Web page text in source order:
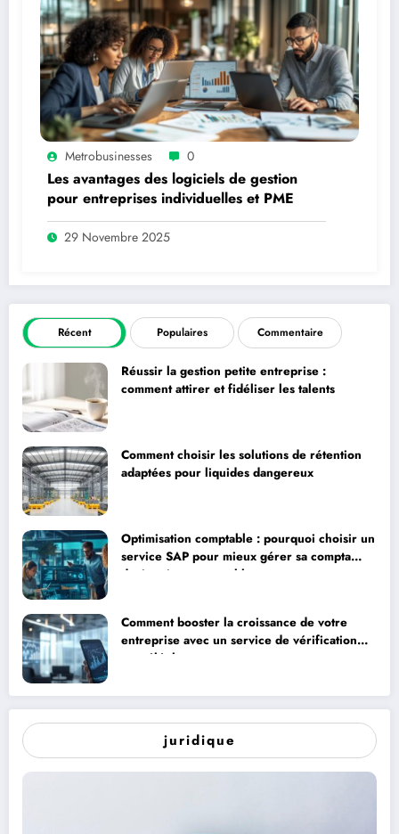
Metrobusinesses 0
Les avantages des logiciels de gestion
pour entreprises individuelles et PME
29 Novembre 2025
Récent Populaires Commentaire
Réussir la gestion petite entreprise :
comment attirer et fidéliser les talents
Comment choisir les solutions de rétention
adaptées pour liquides dangereux
Optimisation comptable : pourquoi choisir un
service SAP pour mieux gérer sa compta
devient incontournable
Comment booster la croissance de votre
entreprise avec un service de vérification
par téléphone
juridique